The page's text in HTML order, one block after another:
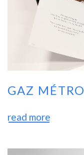
GAZ MÉTRO
read more